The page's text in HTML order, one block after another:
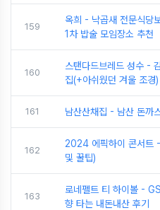
159
옥희 - 낙곱새 전문식당
1차 밥술 모임장소 추천
160
스탠다드브레드 성수 -
집(+아쉬웠던 겨울 조경)
161 남산산채집 - 남산 돈까
162
2024 에픽하이 콘서트
및 꿀팁)
163
로네펠트 티 하이볼 -
향 타는 내돈내산 후기